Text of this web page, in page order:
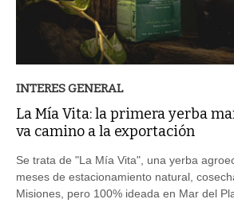
INTERES GENERAL
La Mía Vita: la primera yerba
va camino a la exportación
Se trata de "La Mía Vita", una yerba
meses de estacionamiento natural,
Misiones, pero 100% ideada en Mar del